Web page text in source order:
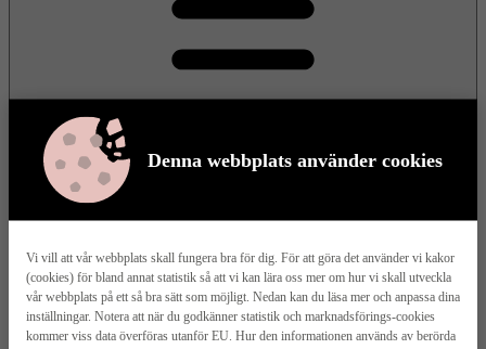
Denna webbplats använder cookies
Vi vill att vår webbplats skall fungera bra för dig. För att göra det använder vi kakor
(cookies) för bland annat statistik så att vi kan lära oss mer om hur vi skall utveckla
vår webbplats på ett så bra sätt som möjligt. Nedan kan du läsa mer och anpassa dina
inställningar. Notera att när du godkänner statistik och marknadsförings-cookies
kommer viss data överföras utanför EU. Hur den informationen används av berörda
Meny
Våra husmodeller